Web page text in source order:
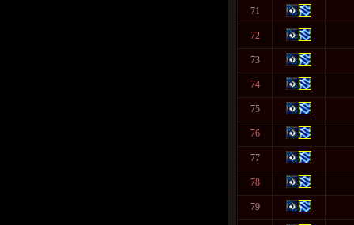
71
72
73
74
75
76
77
78
79